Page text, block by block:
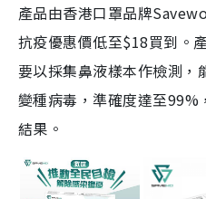
產品由香港口罩品牌
抗疫優惠價低至$18買到。
要以採集鼻液樣本作檢測
變種病毒，準確度達至99%
結果。